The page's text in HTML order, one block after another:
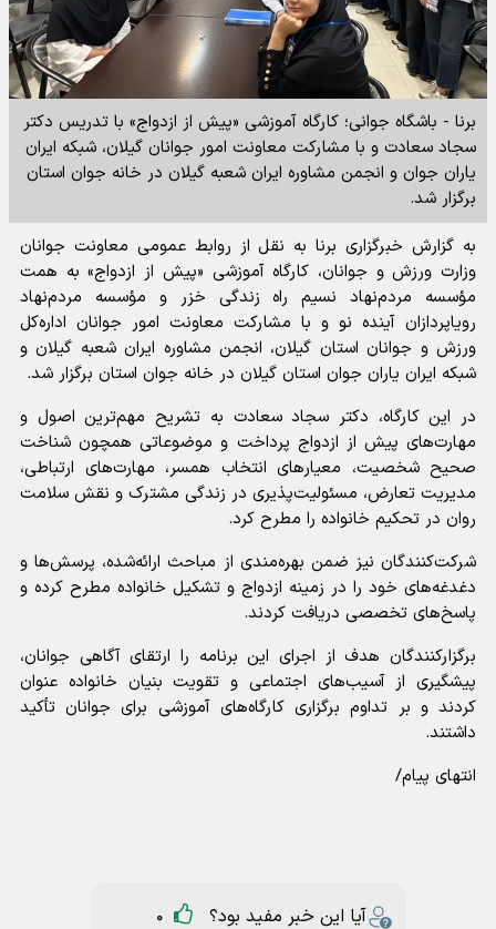
برنا - باشگاه جوانی؛ کارگاه آموزشی «پیش از ازدواج» با تدریس دکتر
سجاد سعادت و با مشارکت معاونت امور جوانان گیلان، شبکه ایران
یاران جوان و انجمن مشاوره ایران شعبه گیلان در خانه جوان استان
برگزار شد.
به گزارش خبرگزاری برنا به نقل از روابط عمومی معاونت جوانان
وزارت ورزش و جوانان، کارگاه آموزشی «پیش از ازدواج» به همت
مؤسسه مردم‌نهاد نسیم راه زندگی خزر و مؤسسه مردم‌نهاد
رویاپردازان آینده نو و با مشارکت معاونت امور جوانان اداره‌کل
ورزش و جوانان استان گیلان، انجمن مشاوره ایران شعبه گیلان و
شبکه ایران یاران جوان استان گیلان در خانه جوان استان برگزار شد.
در این کارگاه، دکتر سجاد سعادت به تشریح مهم‌ترین اصول و
مهارت‌های پیش از ازدواج پرداخت و موضوعاتی همچون شناخت
صحیح شخصیت، معیارهای انتخاب همسر، مهارت‌های ارتباطی،
مدیریت تعارض، مسئولیت‌پذیری در زندگی مشترک و نقش سلامت
روان در تحکیم خانواده را مطرح کرد.
شرکت‌کنندگان نیز ضمن بهره‌مندی از مباحث ارائه‌شده، پرسش‌ها و
دغدغه‌های خود را در زمینه ازدواج و تشکیل خانواده مطرح کرده و
پاسخ‌های تخصصی دریافت کردند.
برگزارکنندگان هدف از اجرای این برنامه را ارتقای آگاهی جوانان،
پیشگیری از آسیب‌های اجتماعی و تقویت بنیان خانواده عنوان
کردند و بر تداوم برگزاری کارگاه‌های آموزشی برای جوانان تأکید
داشتند.
انتهای پیام/
آیا این خبر مفید بود؟ 0